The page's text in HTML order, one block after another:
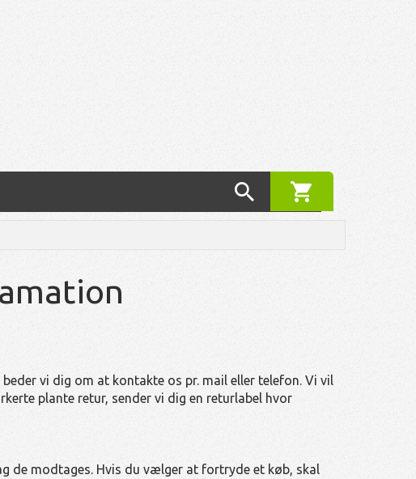
vi dig om at kontakte os pr. mail eller telefon. Vi vil
plante retur, sender vi dig en returlabel hvor
de modtages. Hvis du vælger at fortryde et køb, skal